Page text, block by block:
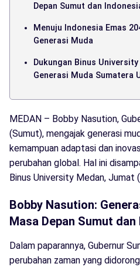
Depan Sumut dan
Menuju Indonesia Emas
Generasi Muda
Dukungan Binus
Generasi Muda Sumatera
MEDAN – Bobby Nasution,
(Sumut), mengajak generasi
kemampuan adaptasi dan
perubahan global. Hal ini
Binus University Medan, Jumat
Bobby Nasution:
Masa Depan Sumut
Dalam paparannya, Gubernur
perubahan zaman yang